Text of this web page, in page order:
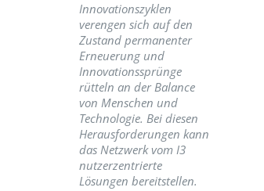
Innovationszyklen
verengen sich auf den
Zustand permanenter
Erneuerung und
Innovationssprünge
rütteln an der Balance
von Menschen und
Technologie. Bei diesen
Herausforderungen kann
das Netzwerk vom I3
nutzerzentrierte
Lösungen bereitstellen.